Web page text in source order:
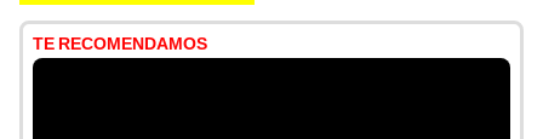
TE RECOMENDAMOS